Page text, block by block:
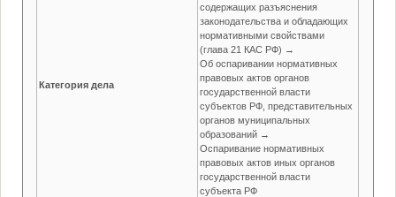
Категория дела
содержащих разъяснения
законодательства и обладающих
нормативными свойствами
(глава 21 КАС РФ) →
Об оспаривании нормативных
правовых актов органов
государственной власти
субъектов РФ, представительных
органов муниципальных
образований →
Оспаривание нормативных
правовых актов иных органов
государственной власти
субъекта РФ